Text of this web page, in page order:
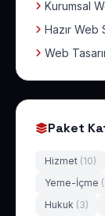
Kurumsal
Hazır Web
Web
Paket
Hizmet (10)
Yeme-İçme
Hukuk (3)